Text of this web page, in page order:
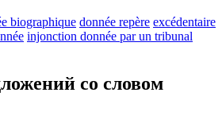
biographique donnée repère excédentaire
injonction donnée par un tribunal
со словом